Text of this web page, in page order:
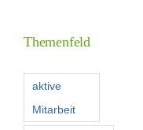
Themenfeld
aktive
Mitarbeit